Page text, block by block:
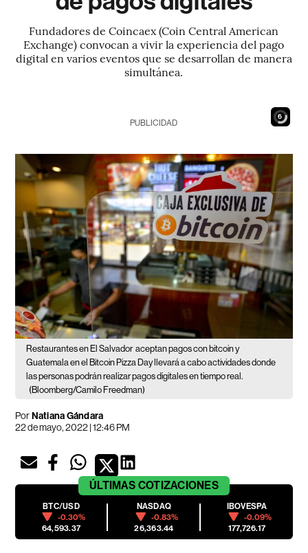
Fundadores de Coincaex (Coin Central American
Exchange) convocan a vivir la experiencia del pago
digital en varios eventos que se desarrollan de manera
simultánea.
5
PUBLICIDAD
Restaurantes en El Salvador aceptan pagos con bitcoin y
Guatemala en el Bitcoin Pizza Day llevará a cabo actividades donde
las personas podrán realizar pagos digitales en tiempo real.
(Bloomberg/Camilo Freedman)
PorNatiana Gándara
22 de mayo, 2022 | 12:46 PM
ÚLTIMAS COTIZACIONES
BTC/USD
-0.30%
64,593.37
NASDAQ
-0.83%
26,363.44
IBOVESPA
-0.09%
177,726.17